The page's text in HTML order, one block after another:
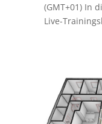
(GMT+01) In
Live-